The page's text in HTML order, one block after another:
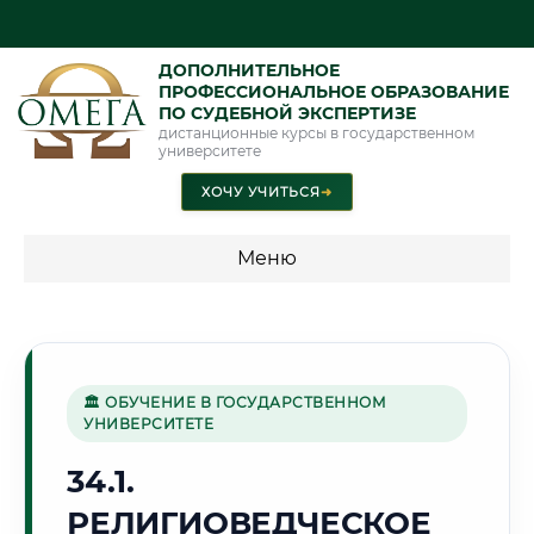
ДОПОЛНИТЕЛЬНОЕ
ПРОФЕССИОНАЛЬНОЕ ОБРАЗОВАНИЕ
ПО СУДЕБНОЙ ЭКСПЕРТИЗЕ
дистанционные курсы в государственном
университете
ХОЧУ УЧИТЬСЯ➜
Меню
специальности"
Стоимость по программам обучения "Судебная экспертиза"
Стоимость по программам обучения "Экспертиза"
🏛 ОБУЧЕНИЕ В ГОСУДАРСТВЕННОМ
УНИВЕРСИТЕТЕ
34.1.
РЕЛИГИОВЕДЧЕСКОЕ